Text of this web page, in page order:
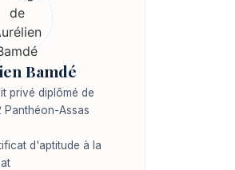
Bamdé
privé diplômé de
Panthéon-Assas
d'aptitude à la